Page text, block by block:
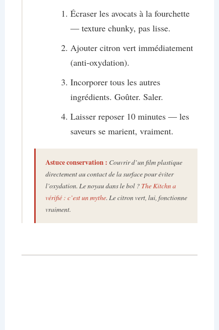
Écraser les avocats à la fourchette
— texture chunky, pas lisse.
Ajouter citron vert immédiatement
(anti-oxydation).
Incorporer tous les autres
ingrédients. Goûter. Saler.
Laisser reposer 10 minutes — les
saveurs se marient, vraiment.
Astuce conservation : Couvrir d’un film plastique
directement au contact de la surface pour éviter
l’oxydation. Le noyau dans le bol ? The Kitchn a
vérifié : c’est un mythe. Le citron vert, lui, fonctionne
vraiment.